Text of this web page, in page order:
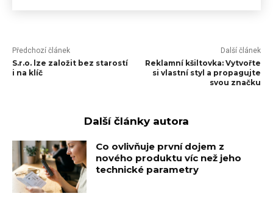
Předchozí článek
S.r.o. lze založit bez starostí
i na klíč
Další článek
Reklamní kšiltovka: Vytvořte
si vlastní styl a propagujte
svou značku
Další články autora
Co ovlivňuje první dojem z
nového produktu víc než jeho
technické parametry